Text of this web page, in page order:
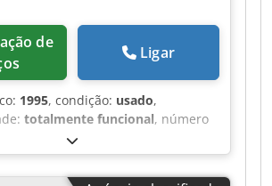
Ligar
1995, condição: usado,
totalmente funcional, número
3521
modelo ZP 9290
Al Aja - Capacidade do